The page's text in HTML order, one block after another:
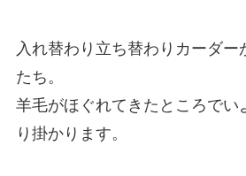
入れ替わり立ち替わりカーダー
たち。
羊毛がほぐれてきたところでい
り掛かります。